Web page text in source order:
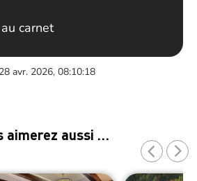
carnet
avr. 2026, 08:10:18
aimerez aussi …